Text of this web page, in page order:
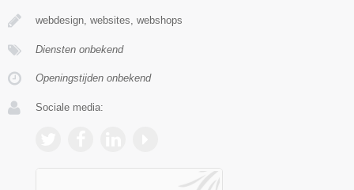
webdesign, websites, webshops
Diensten onbekend
Openingstijden onbekend
Sociale media: